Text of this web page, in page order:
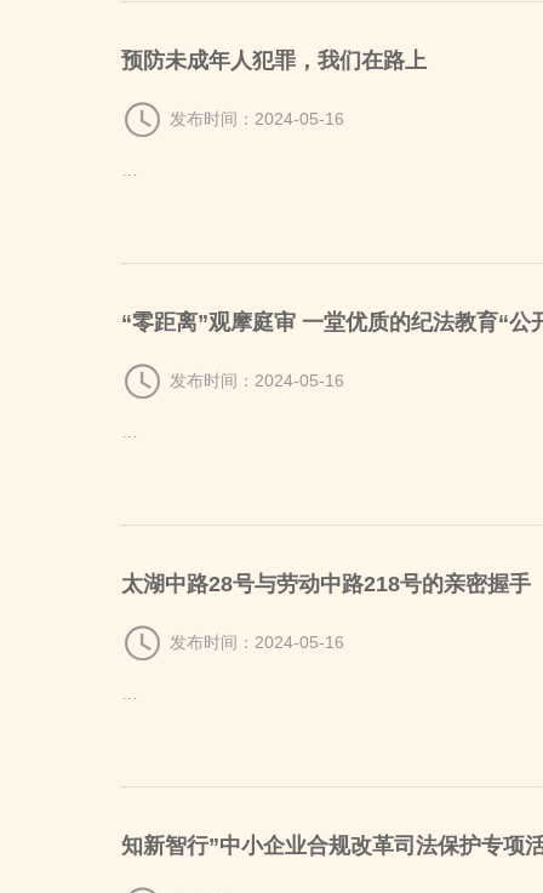
预防未成年人犯罪，我们在路上
发布时间：2024-05-16
“零距离”观摩庭审 一堂优质的纪法教育“公
发布时间：2024-05-16
太湖中路28号与劳动中路218号的亲密握手
发布时间：2024-05-16
知新智行”中小企业合规改革司法保护专项